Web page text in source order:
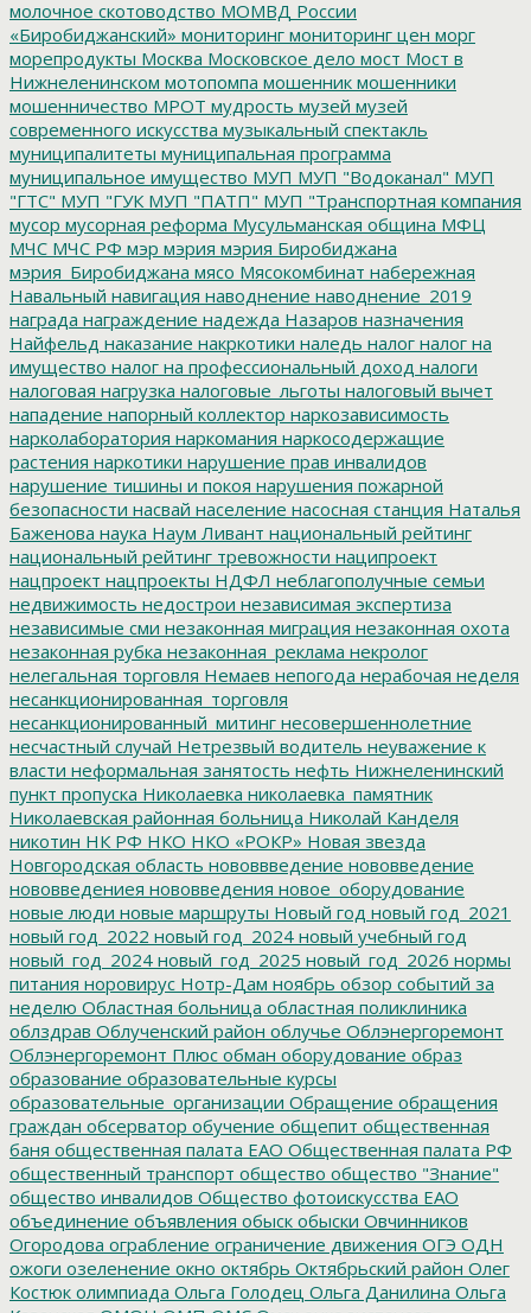
молочное скотоводство МОМВД России
«Биробиджанский» мониторинг мониторинг цен морг
морепродукты Москва Московское дело мост Мост в
Нижнеленинском мотопомпа мошенник мошенники
мошенничество МРОТ мудрость музей музей
современного искусства музыкальный спектакль
муниципалитеты муниципальная программа
муниципальное имущество МУП МУП "Водоканал" МУП
"ГТС" МУП "ГУК МУП "ПАТП" МУП "Транспортная компания
мусор мусорная реформа Мусульманская община МФЦ
МЧС МЧС РФ мэр мэрия мэрия Биробиджана
мэрия_Биробиджана мясо Мясокомбинат набережная
Навальный навигация наводнение наводнение_2019
награда награждение надежда Назаров назначения
Найфельд наказание накркотики наледь налог налог на
имущество налог на профессиональный доход налоги
налоговая нагрузка налоговые_льготы налоговый вычет
нападение напорный коллектор наркозависимость
нарколаборатория наркомания наркосодержащие
растения наркотики нарушение прав инвалидов
нарушение тишины и покоя нарушения пожарной
безопасности насвай население насосная станция Наталья
Баженова наука Наум Ливант национальный рейтинг
национальный рейтинг тревожности наципроект
нацпроект нацпроекты НДФЛ неблагополучные семьи
недвижимость недострои независимая экспертиза
независимые сми незаконная миграция незаконная охота
незаконная рубка незаконная_реклама некролог
нелегальная торговля Немаев непогода нерабочая неделя
несанкционированная_торговля
несанкционированный_митинг несовершеннолетние
несчастный случай Нетрезвый водитель неуважение к
власти неформальная занятость нефть Нижнеленинский
пункт пропуска Николаевка николаевка_памятник
Николаевская районная больница Николай Канделя
никотин НК РФ НКО НКО «РОКР» Новая звезда
Новгородская область нововвведение нововведение
нововведениея нововведения новое_оборудование
новые люди новые маршруты Новый год новый год_2021
новый год_2022 новый год_2024 новый учебный год
новый_год_2024 новый_год_2025 новый_год_2026 нормы
питания норовирус Нотр-Дам ноябрь обзор событий за
неделю Областная больница областная поликлиника
облздрав Облученский район облучье Облэнергоремонт
Облэнергоремонт Плюс обман оборудование образ
образование образовательные курсы
образовательные_организации Обращение обращения
граждан обсерватор обучение общепит общественная
баня общественная палата ЕАО Общественная палата РФ
общественный транспорт общество общество "Знание"
общество инвалидов Общество фотоискусства ЕАО
объединение объявления обыск обыски Овчинников
Огородова ограбление ограничение движения ОГЭ ОДН
ожоги озеленение окно октябрь Октябрьский район Олег
Костюк олимпиада Ольга Голодец Ольга Данилина Ольга